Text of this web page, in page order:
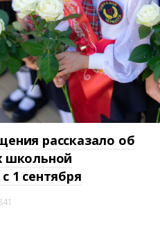
рассказало об
школьной
1 сентября